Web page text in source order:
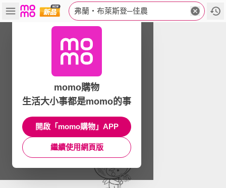
弗蘭‧布萊斯登─佳農
momo購物
生活大小事都是momo的事
開啟「momo購物」APP
繼續使用網頁版